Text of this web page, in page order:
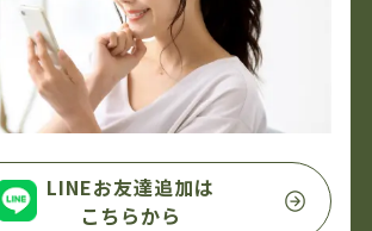
LINEお友達追加は
こちらから